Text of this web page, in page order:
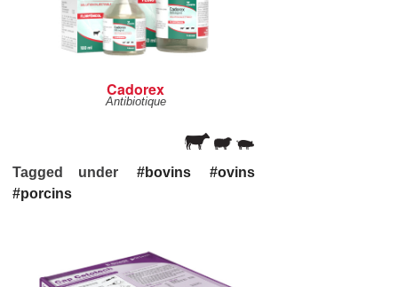
Cadorex
Antibiotique
Tagged under bovins
ovins
porcins